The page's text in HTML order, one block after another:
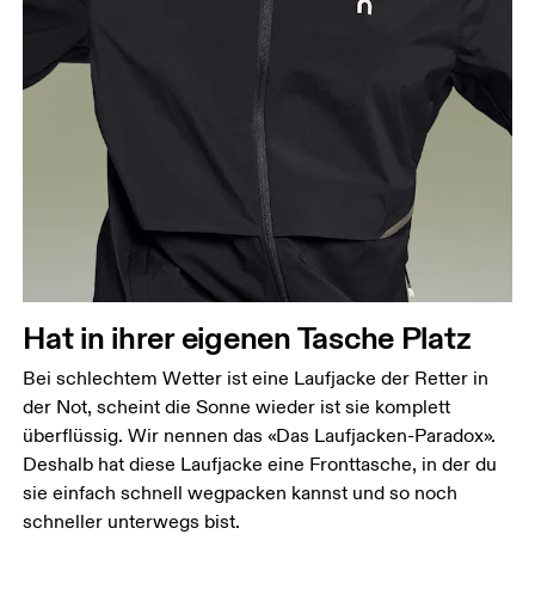
Hat in ihrer eigenen Tasche Platz
Bei schlechtem Wetter ist eine Laufjacke der Retter in
der Not, scheint die Sonne wieder ist sie komplett
überflüssig. Wir nennen das «Das Laufjacken-Paradox».
Deshalb hat diese Laufjacke eine Fronttasche, in der du
sie einfach schnell wegpacken kannst und so noch
schneller unterwegs bist.